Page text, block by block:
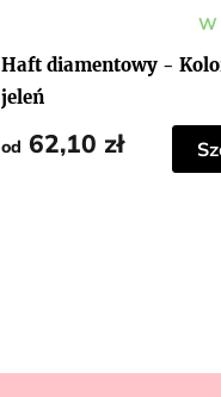
Haft diamentowy -
jeleń
W
od 62,10 zł